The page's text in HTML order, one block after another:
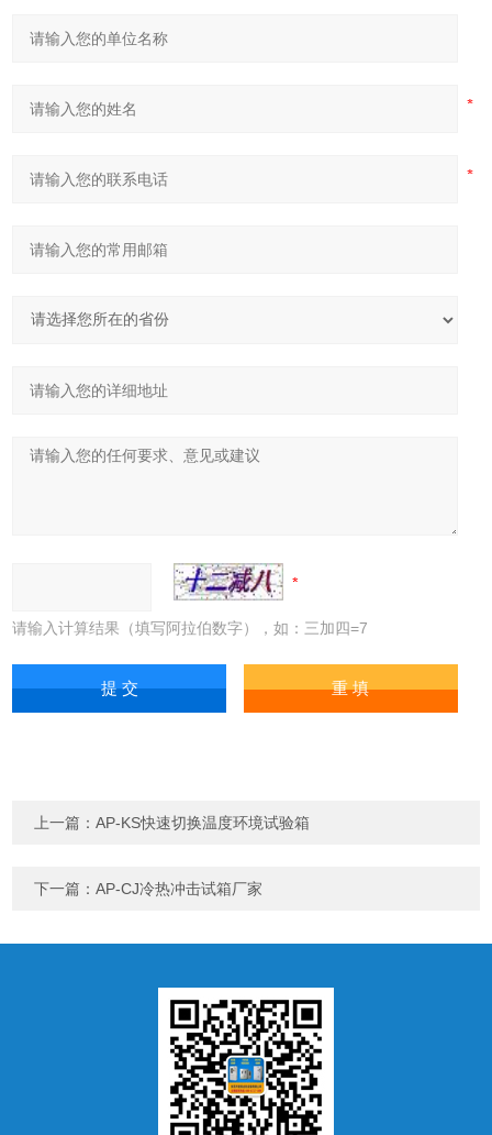
请输入计算结果（填写阿拉伯数字），如：三加四=7
上一篇：AP-KS快速切换温度环境试验箱
下一篇：AP-CJ冷热冲击试箱厂家